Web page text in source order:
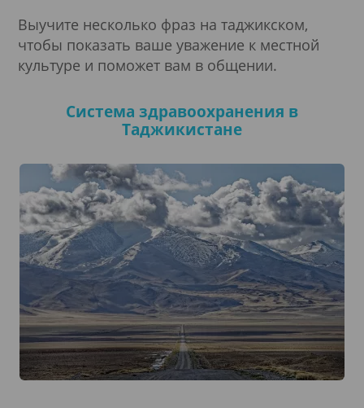
Выучите несколько фраз на таджикском,
чтобы показать ваше уважение к местной
культуре и поможет вам в общении.
Система здравоохранения в
Таджикистане